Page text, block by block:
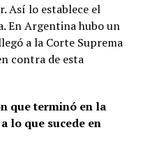
Así lo establece el
En Argentina hubo un
a la Corte Suprema
contra de esta
que terminó en la
lo que sucede en